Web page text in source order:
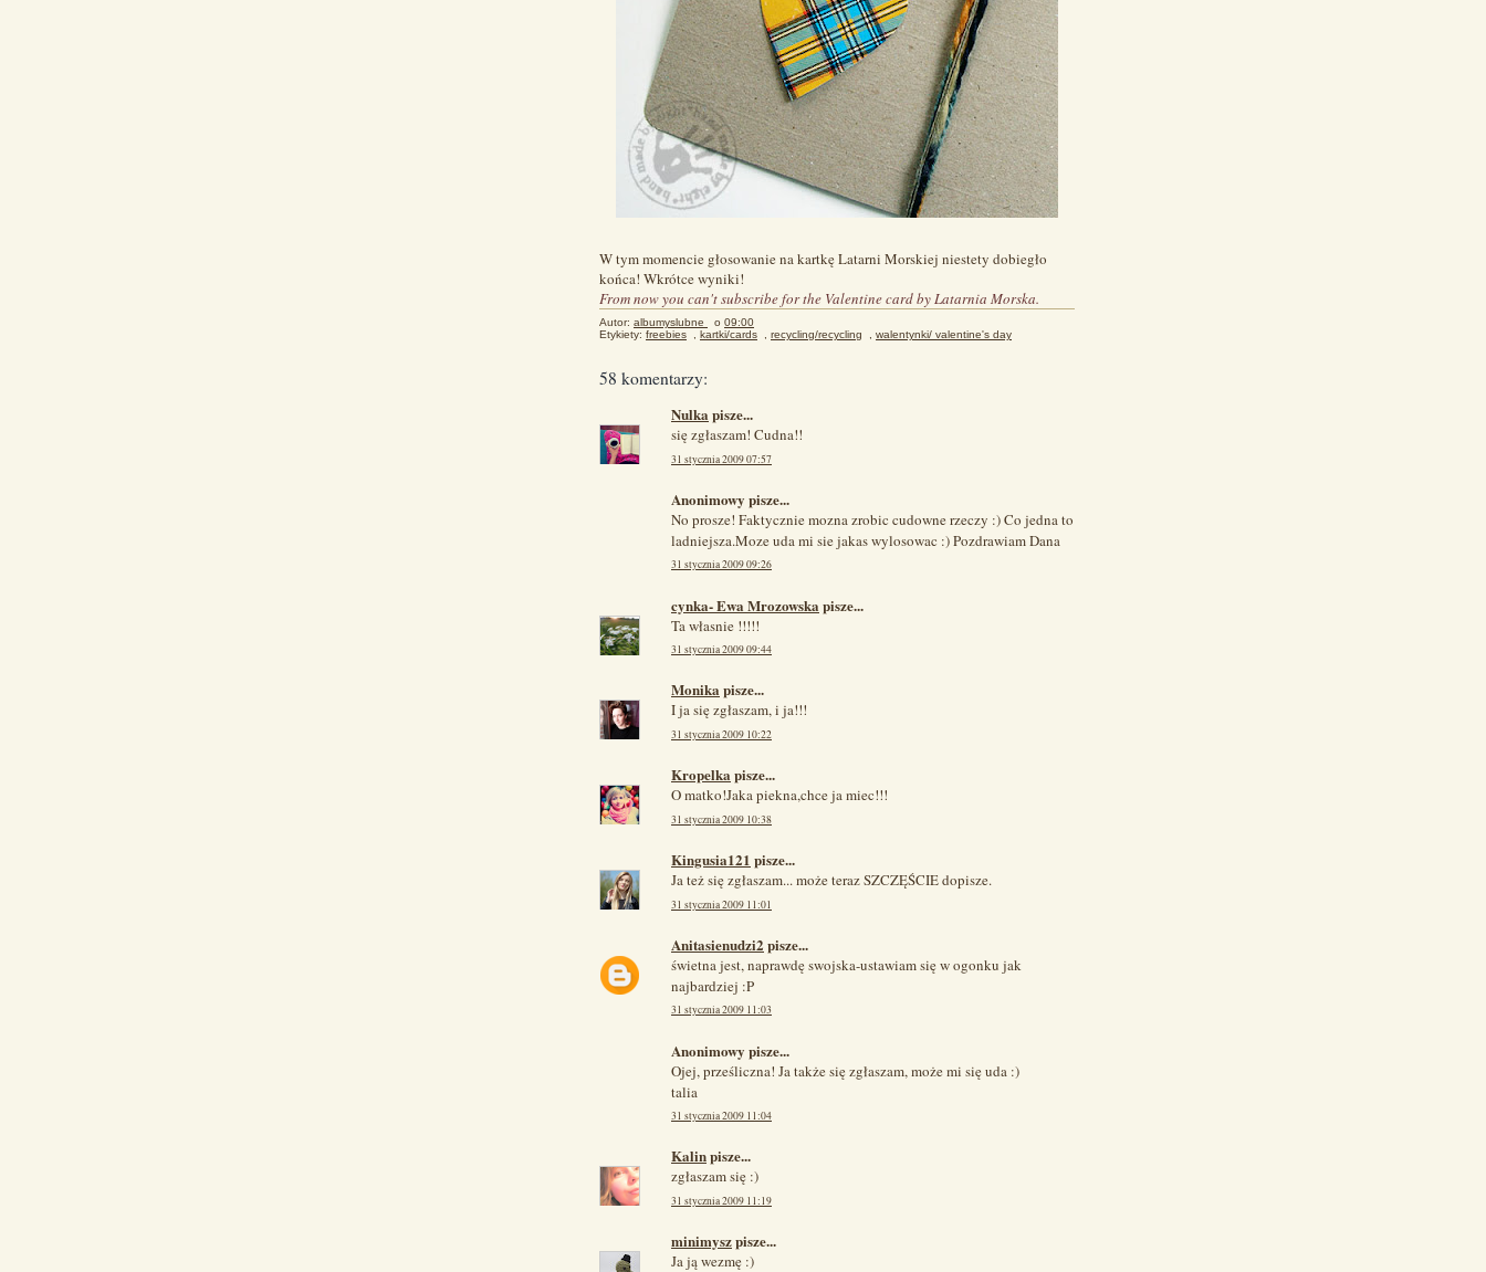
W tym momencie głosowanie na kartkę Latarni Morskiej niestety dobiegło
końca! Wkrótce wyniki!
From now you can't subscribe for the Valentine card by Latarnia Morska.
Autor: albumyslubne o 09:00
Etykiety: freebies kartki/cards recycling/recycling walentynki/ valentine's day
58 komentarzy:
Nulka pisze...
się zgłaszam! Cudna!!
31 stycznia 2009 07:57
Anonimowy pisze...
No prosze! Faktycznie mozna zrobic cudowne rzeczy :) Co jedna to
ladniejsza.Moze uda mi sie jakas wylosowac :) Pozdrawiam Dana
31 stycznia 2009 09:26
cynka- Ewa Mrozowska pisze...
Ta własnie !!!!!
31 stycznia 2009 09:44
Monika pisze...
I ja się zgłaszam, i ja!!!
31 stycznia 2009 10:22
Kropelka pisze...
O matko!Jaka piekna,chce ja miec!!!
31 stycznia 2009 10:38
Kingusia121 pisze...
Ja też się zgłaszam... może teraz SZCZĘŚCIE dopisze.
31 stycznia 2009 11:01
Anitasienudzi2 pisze...
świetna jest, naprawdę swojska-ustawiam się w ogonku jak
najbardziej :P
31 stycznia 2009 11:03
Anonimowy pisze...
Ojej, prześliczna! Ja także się zgłaszam, może mi się uda :)
talia
31 stycznia 2009 11:04
Kalinpisze...
zgłaszam się :)
31 stycznia 2009 11:19
minimyszpisze...
Ja ją wezmę :)